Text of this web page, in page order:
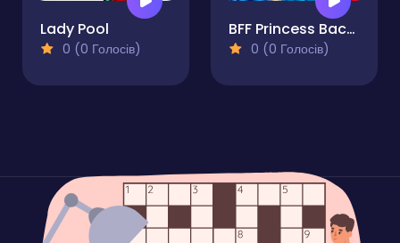
Lady Pool
0 (0 Голосів)
BFF Princess Back to School
0 (0 Голосів)